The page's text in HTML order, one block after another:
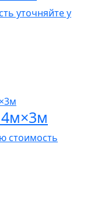
уточняйте у
стоимость